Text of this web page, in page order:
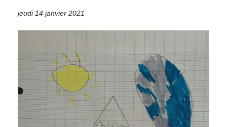
jeudi 14 janvier 2021